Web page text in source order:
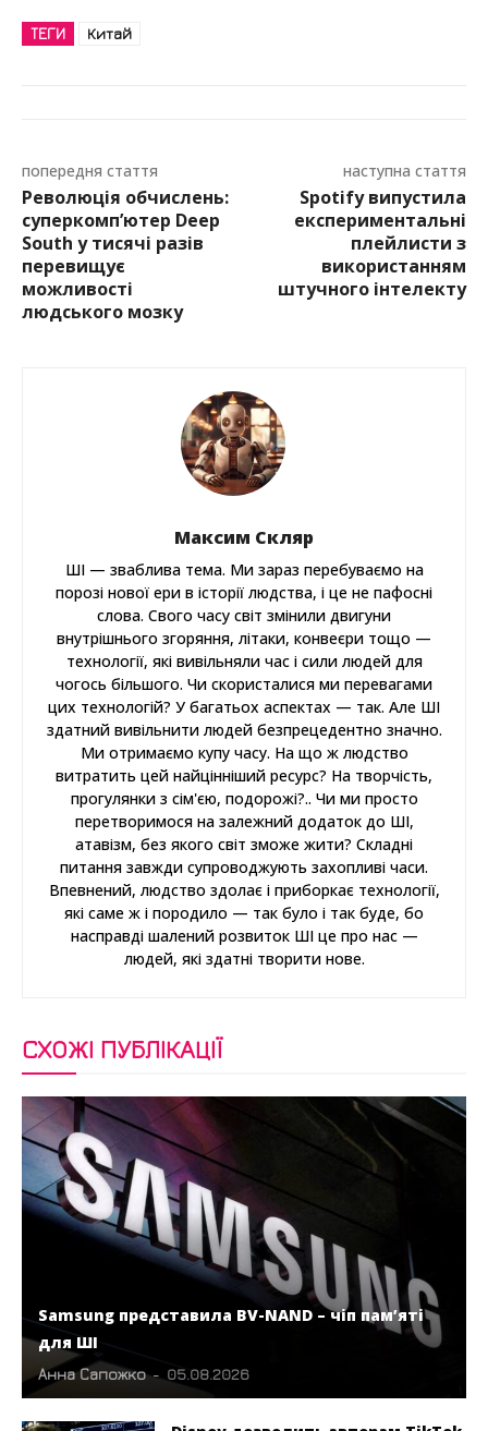
ТЕГИ Китай
попередня стаття
Революція обчислень:
суперкомп’ютер Deep
South у тисячі разів
перевищує
можливості
людського мозку
наступна стаття
Spotify випустила
експериментальні
плейлисти з
використанням
штучного інтелекту
Максим Скляр
ШІ — зваблива тема. Ми зараз перебуваємо на
порозі нової ери в історії людства, і це не пафосні
слова. Свого часу світ змінили двигуни
внутрішнього згоряння, літаки, конвеєри тощо —
технології, які вивільняли час і сили людей для
чогось більшого. Чи скористалися ми перевагами
цих технологій? У багатьох аспектах — так. Але ШІ
здатний вивільнити людей безпрецедентно значно.
Ми отримаємо купу часу. На що ж людство
витратить цей найцінніший ресурс? На творчість,
прогулянки з сім'єю, подорожі?.. Чи ми просто
перетворимося на залежний додаток до ШІ,
атавізм, без якого світ зможе жити? Складні
питання завжди супроводжують захопливі часи.
Впевнений, людство здолає і приборкає технології,
які саме ж і породило — так було і так буде, бо
насправді шалений розвиток ШІ це про нас —
людей, які здатні творити нове.
СХОЖІ ПУБЛІКАЦІЇ
Samsung представила BV-NAND – чіп пам’яті
для ШІ
Анна Сапожко - 05.08.2026